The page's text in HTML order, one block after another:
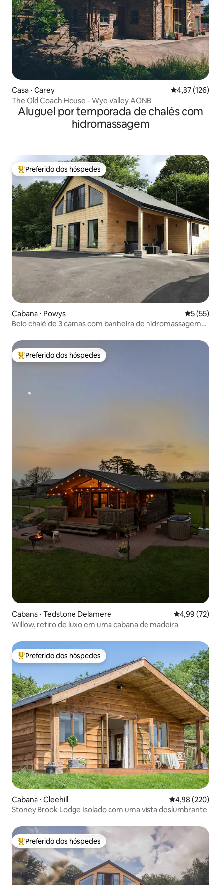
Casa ⋅ Carey 4,87 de uma
4,87 (126)
The Old Coach House - Wye Valley AONB
Aluguel por temporada de chalés com
hidromassagem
Entre os melhores preferidos dos hóspedes
Preferido dos hóspedes
Cabana ⋅ Powys 5 de uma
5 (55)
Belo chalé de 3 camas com banheira de hidromassagem
Entre os melhores preferidos dos hóspedes
Preferido dos hóspedes
Cabana ⋅ Tedstone Delamere 4,99 de uma
4,99 (72)
Willow, retiro de luxo em uma cabana de madeira
Entre os melhores preferidos dos hóspedes
Preferido dos hóspedes
Cabana ⋅ Cleehill 4,98 de uma
4,98 (220)
Stoney Brook Lodge Isolado com uma vista deslumbrante
Entre os melhores preferidos dos hóspedes
Preferido dos hóspedes